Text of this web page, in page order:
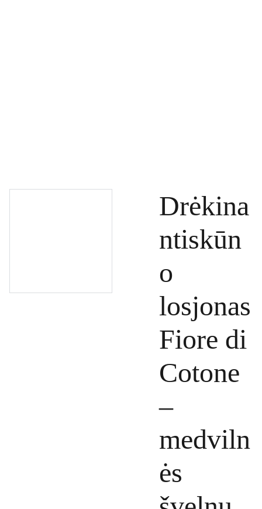
Drėkina
ntiskūn
o
losjonas
Fiore di
Cotone
–
medviln
ės